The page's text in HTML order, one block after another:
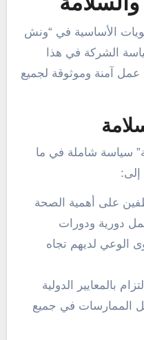
الأساسية في “ونش
الشركة في هذا
عمل آمنة وموثوقة لجميع
سياسة شاملة في ما
إلى:
على أهمية الصحة
دورية ودورات
الوعي لديهم تجاه
بالمعايير الدولية
الممارسات في جميع